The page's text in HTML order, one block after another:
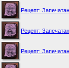
Рецепт:
Рецепт:
Рецепт: